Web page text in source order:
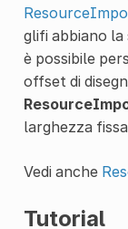
glifi abbiano la
è possibile
offset di
larghezza
Vedi anche
Tutorial